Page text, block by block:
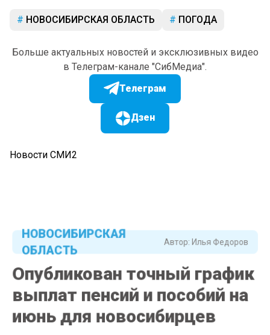
НОВОСИБИРСКАЯ ОБЛАСТЬ ПОГОДА
Больше актуальных новостей и эксклюзивных видео
в Телеграм-канале "СибМедиа".
Телеграм
Дзен
Новости СМИ2
Автор:Илья Федоров
ОБЛАСТЬ
Опубликован точный график
выплат пенсий и пособий на
июнь для новосибирцев